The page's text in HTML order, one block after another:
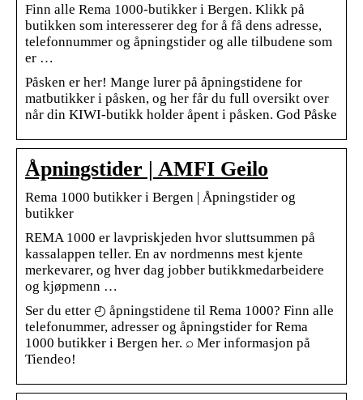
Finn alle Rema 1000-butikker i Bergen. Klikk på
butikken som interesserer deg for å få dens adresse,
telefonnummer og åpningstider og alle tilbudene som
er …
Påsken er her! Mange lurer på åpningstidene for
matbutikker i påsken, og her får du full oversikt over
når din KIWI-butikk holder åpent i påsken. God Påske
Åpningstider | AMFI Geilo
Rema 1000 butikker i Bergen | Åpningstider og
butikker
REMA 1000 er lavpriskjeden hvor sluttsummen på
kassalappen teller. En av nordmenns mest kjente
merkevarer, og hver dag jobber butikkmedarbeidere
og kjøpmenn …
Ser du etter ◴ åpningstidene til Rema 1000? Finn alle
telefonummer, adresser og åpningstider for Rema
1000 butikker i Bergen her. ⌕ Mer informasjon på
Tiendeo!